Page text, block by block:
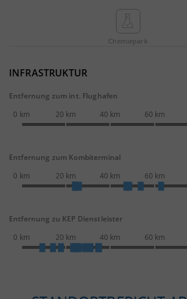
Chemie­park
INFRASTRUKTUR
Entfernung zum int. Flughafen
0 km
20 km 40 km 60 km
Entfernung zum Kombiterminal
0 km
20 km 40 km 60 km
Entfernung zu KEP Dienstleister
0 km
20 km 40 km 60 km